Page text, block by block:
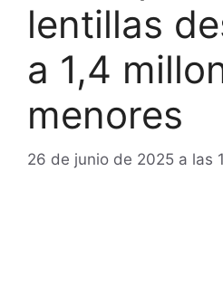
lentillas
a 1,4
menores
26 de junio de 2025 a las